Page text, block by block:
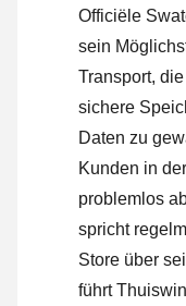
Officiële
sein
Transport,
sichere
Daten zu
Kunden in
problemlos
spricht
Store über
führt